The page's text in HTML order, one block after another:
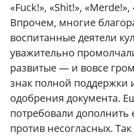
«Fuck!», «Shit!», «Merde!»,
Впрочем, многие
воспитанные деятели
уважительно
развитые — и вовсе
знак полной поддержки
одобрения документа.
потребовали дополнить
против несогласных.